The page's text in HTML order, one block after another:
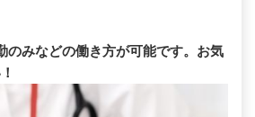
みなどの働き方が可能です。お気